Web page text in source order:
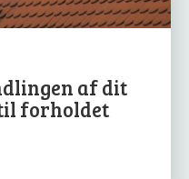
af dit
forholdet